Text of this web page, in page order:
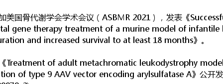
美国骨代谢学会学术会议（ASBMR 2021），发表《
gene therapy treatment of a murine model of infantile
and increased survival to at least 18 months》。
Treatment of adult metachromatic leukodystrophy
of type 9 AAV vector encoding arylsulfatase A》公开